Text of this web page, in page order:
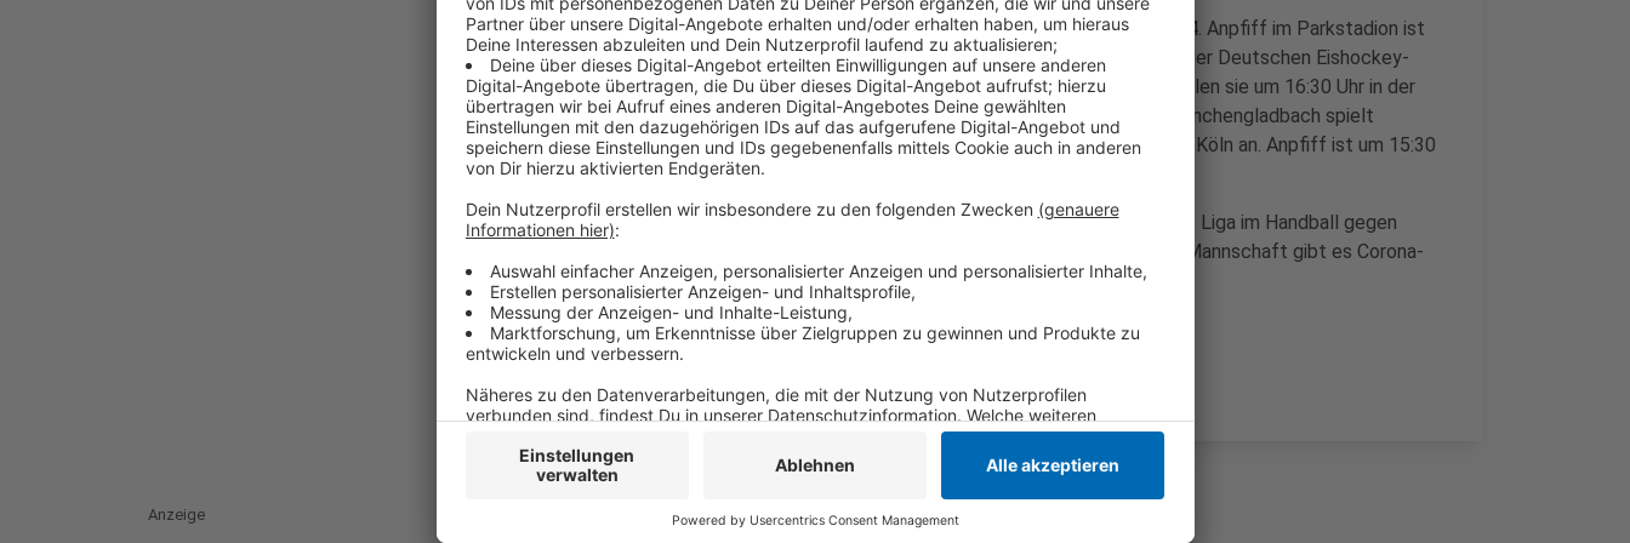
Auswärts geht es gegen die Zweit-vertretung vom FC Schalke 04. Anpfiff im Parkstadion ist
um 19:30 Uhr. Zeitgleich geht es auch für die Krefeld Pinguine in der Deutschen Eishockey-
Liga los. Sie spielen auswärts bei Red Bull München. Sonntag spielen sie um 16:30 Uhr in der
Yayla-Arena gegen die Düsseldorfer EG. Bundesligist Borussia Mönchengladbach spielt
morgen. Da steht auswärts das rheinische Derby gegen den 1. FC Köln an. Anpfiff ist um 15:30
Uhr.
Die HSG Krefeld Niederrhein wird an diesem Wochenende in der 3. Liga im Handball gegen
TUSEM Essen antreten, so zumindest der aktuelle Stand. In der Mannschaft gibt es Corona-
Fälle.
Anzeige
Anzeige